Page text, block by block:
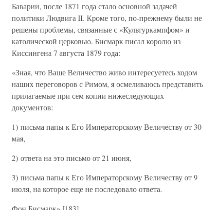
Баварии, после 1871 года стало основной задачей
политики Людвига II. Кроме того, по-прежнему были не
решены проблемы, связанные с «Культуркампфом» и
католической церковью. Бисмарк писал королю из
Киссингена 7 августа 1879 года:
«Зная, что Ваше Величество живо интересуетесь ходом
наших переговоров с Римом, я осмеливаюсь представить
прилагаемые при сем копии нижеследующих
документов:
1) письма папы к Его Императорскому Величеству от 30
мая,
2) ответа на это письмо от 21 июня,
3) письма папы к Его Императорскому Величеству от 9
июля, на которое еще не последовало ответа.